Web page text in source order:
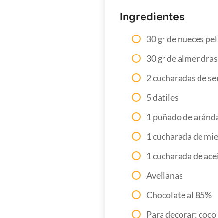
Ingredientes
30 gr de nueces
30 gr de
2 cucharadas de
5 datiles
1 puñado de
1 cucharada de
1 cucharada de
Avellanas
Chocolate al 85%
Para decorar: